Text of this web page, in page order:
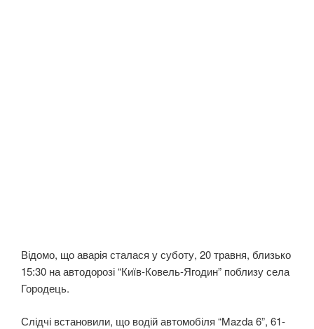
Відомо, що аварія сталася у суботу, 20 травня, близько
15:30 на автодорозі “Київ-Ковель-Ягодин” поблизу села
Городець.
Слідчі встановили, що водій автомобіля “Mazda 6”, 61-